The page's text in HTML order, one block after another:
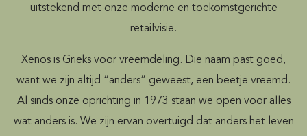
uitstekend met onze moderne en toekomstgerichte
retailvisie.
Xenos is Grieks voor vreemdeling. Die naam past goed,
want we zijn altijd “anders” geweest, een beetje vreemd.
Al sinds onze oprichting in 1973 staan we open voor alles
wat anders is. We zijn ervan overtuigd dat anders het leven